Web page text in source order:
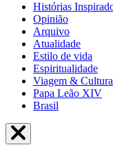
Histórias
Opinião
Arquivo
Atualidade
Estilo de vida
Espiritualidade
Viagem & Cultura
Papa Leão XIV
Brasil